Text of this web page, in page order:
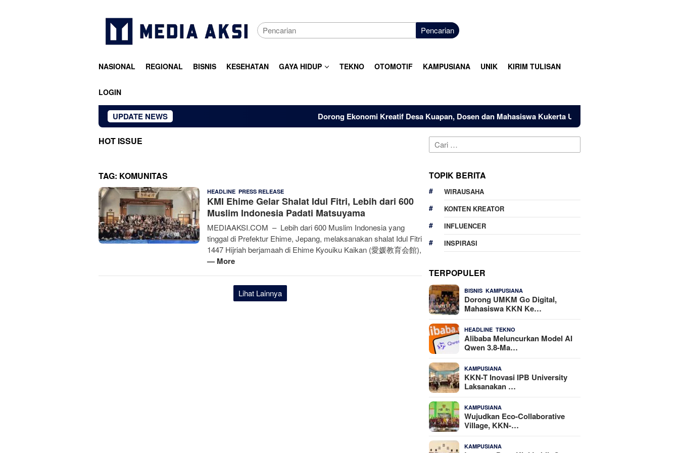
Pencarian
NASIONAL REGIONAL BISNIS KESEHATAN GAYA HIDUP TEKNO OTOMOTIF KAMPUSIANA UNIK KIRIM TULISAN
LOGIN
UPDATE NEWS Dorong Ekonomi Kreatif Desa Kuapan, Dosen dan Mahasiswa Kukerta Universitas Riau Serahkan Bantuan
HOT ISSUE
TAG: KOMUNITAS
HEADLINE PRESS RELEASE
Kurnia
KMI Ehime Gelar Shalat Idul Fitri, Lebih dari 600
Muslim Indonesia Padati Matsuyama
MEDIAAKSI.COM – Lebih dari 600 Muslim Indonesia yang
tinggal di Prefektur Ehime, Jepang, melaksanakan shalat Idul Fitri
1447 Hijriah berjamaah di Ehime Kyouiku Kaikan (愛媛教育会館),
— More
Lihat Lainnya
Cari
untuk:
TOPIK BERITA
WIRAUSAHA
KONTEN KREATOR
INFLUENCER
INSPIRASI
TERPOPULER
BISNIS ,KAMPUSIANA
Dorong UMKM Go Digital,
Mahasiswa KKN Ke…
HEADLINE ,TEKNO
Alibaba Meluncurkan Model AI
Qwen 3.8-Ma…
KAMPUSIANA
KKN-T Inovasi IPB University
Laksanakan …
KAMPUSIANA
Wujudkan Eco-Collaborative
Village, KKN-…
KAMPUSIANA